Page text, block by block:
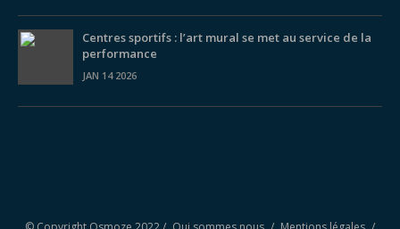
Centres sportifs : l’art mural se met au service de la
performance
JAN 14 2026